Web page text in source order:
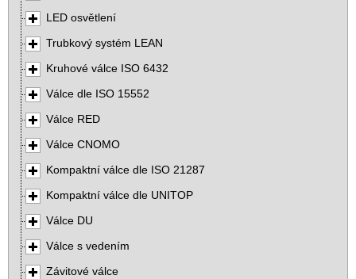
LED osvětlení
Trubkový systém LEAN
Kruhové válce ISO 6432
Válce dle ISO 15552
Válce RED
Válce CNOMO
Kompaktní válce dle ISO 21287
Kompaktní válce dle UNITOP
Válce DU
Válce s vedením
Závitové válce